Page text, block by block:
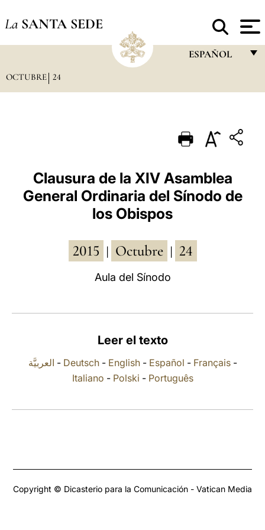
La SANTA SEDE
ESPAÑOL
PORTUGUÊS
ESPAÑOL
DEUTSCH
العربيّة
中文
OCTUBRE 24
Clausura de la XIV Asamblea
General Ordinaria del Sínodo de
los Obispos
2015 Octubre 24
Aula del Sínodo
Leer el texto
العربيَّة - Deutsch- English- Español - Français-
Italiano - Polski - Português
Copyright © Dicasterio para la Comunicación - Vatican Media